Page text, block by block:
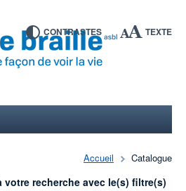
CONTRASTES TEXTE
Accueil Catalogue
recherche avec le(s) filtre(s)